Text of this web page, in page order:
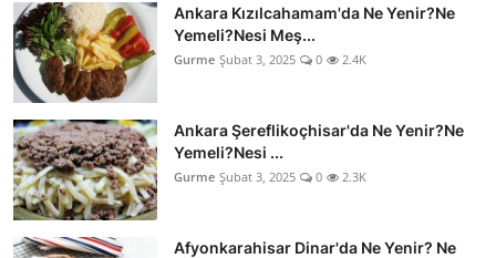
Ankara Kızılcahamam'da Ne Yenir?Ne
Yemeli?Nesi Meş...
Gurme Şubat 3, 2025 0 2.4K
Ankara Şereflikoçhisar'da Ne Yenir?Ne
Yemeli?Nesi ...
Gurme Şubat 3, 2025 0 2.3K
Afyonkarahisar Dinar'da Ne Yenir? Ne